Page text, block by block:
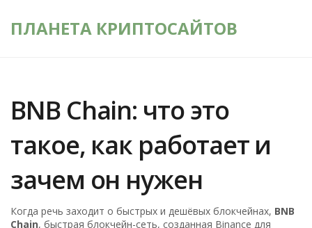
ПЛАНЕТА КРИПТОСАЙТОВ
BNB Chain: что это
такое, как работает и
зачем он нужен
Когда речь заходит о быстрых и дешёвых блокчейнах, BNB
Chain, быстрая блокчейн-сеть, созданная Binance для